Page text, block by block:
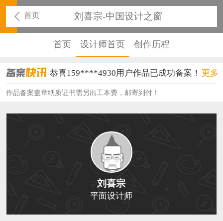
首页 刘喜宗-中国设计之窗
首页 设计师首页 创作历程
恭喜159****4930用户作品已成功备案！
恭喜150****6483用户作品已成功备案！
恭喜131****2473用户作品已成功备案！
恭喜159****4201用户作品已成功备案！
恭喜133****6466用户作品已成功备案！
恭喜131****1475用户作品已成功备案！
恭喜133****8874用户作品已成功备案！
恭喜138****8638用户作品已成功备案！
更多
作品备案盖章纸质证书需另出工本费，邮寄到付！
刘喜宗
平面设计师